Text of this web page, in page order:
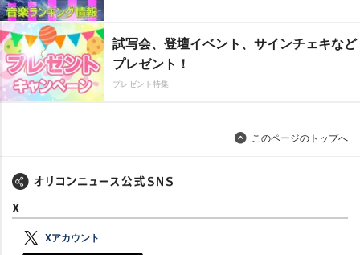
試写会、登壇イベント、サインチェキなど
プレゼント！
プレゼント特集
このページのトップへ
X
Xアカウント